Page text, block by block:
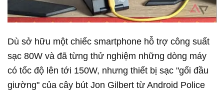
Dù sở hữu một chiếc smartphone hỗ trợ công suất
sạc 80W và đã từng thử nghiệm những dòng máy
có tốc độ lên tới 150W, nhưng thiết bị sạc "gối đầu
giường" của cây bút Jon Gilbert từ Android Police